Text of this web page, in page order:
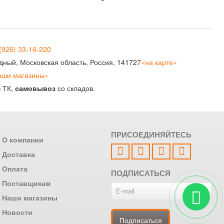
33-16-220
Московская область, Россия, 141727«на карте»
магазины»
ТК,самовывоз со складов.
О компании
Доставка
Оплата
Поставщикам
Наши магазины
Новости
ПРИСОЕДИНЯЙТЕСЬ
ПОДПИСАТЬСЯ